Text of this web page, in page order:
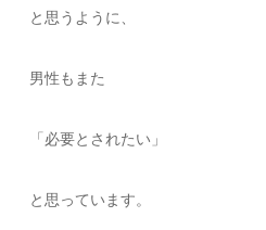
と思うように、
男性もまた
「必要とされたい」
と思っています。